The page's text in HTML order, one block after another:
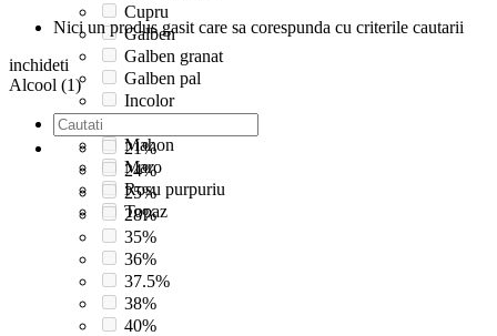
Cupru
Galben
Galben granat
Galben pal
Incolor
Mahon
Maro
Rosu purpuriu
Topaz
Nici un produs gasit care sa corespunda cu criterile cautarii
inchideti
Alcool (1)
21%
24%
25%
28%
35%
36%
37.5%
38%
40%